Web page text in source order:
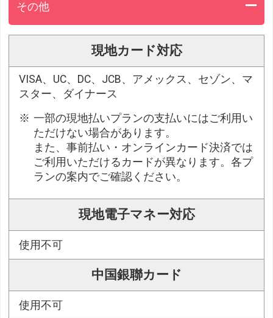
その他
現地カード対応
VISA、UC、DC、JCB、アメックス、セゾン、マ
スター、ダイナース
一部の現地払いプランの支払いにはご利用い
ただけない場合があります。
また、事前払い・オンラインカード決済では
ご利用いただけるカードが異なります。各プ
ランの案内でご確認ください。
現地電子マネー対応
使用不可
中国銀聯カード
使用不可